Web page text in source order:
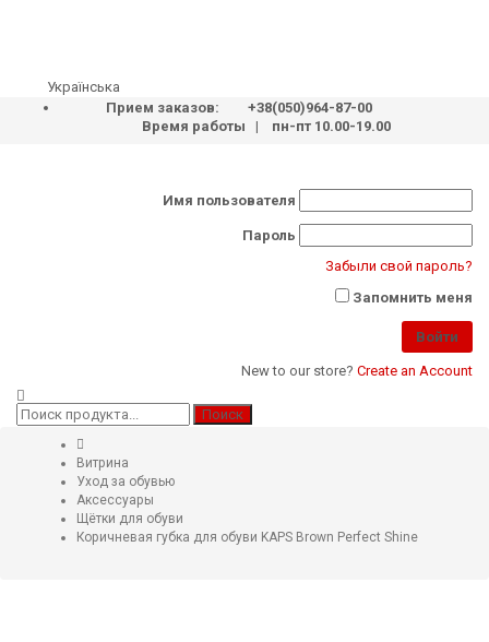
Українська
Прием заказов:
+38(050)964-87-00
Время работы | пн-пт 10.00-19.00
Имя пользователя
Пароль
Забыли свой пароль?
Запомнить меня
New to our store? Create an Account
Искать: Поиск
Витрина
Уход за обувью
Аксессуары
Щётки для обуви
Коричневая губка для обуви KAPS Brown Perfect Shine